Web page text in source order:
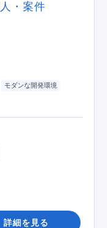
・案件
モダンな開発環境
詳細を見る